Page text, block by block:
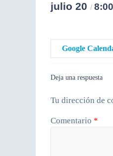
julio 20 /
Google
Deja una respuesta
Tu dirección de
Comentario *